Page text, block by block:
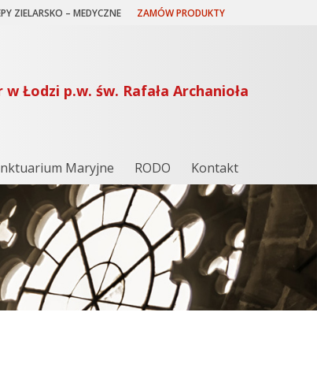
ZIELARSKO – MEDYCZNE ZAMÓW PRODUKTY
Łodzi p.w. św. Rafała Archanioła
Maryjne RODO Kontakt